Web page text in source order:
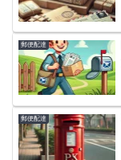
郵便配達
郵便配達